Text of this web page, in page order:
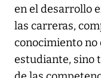
en el desarrollo
las carreras,
conocimiento no
estudiante, sino